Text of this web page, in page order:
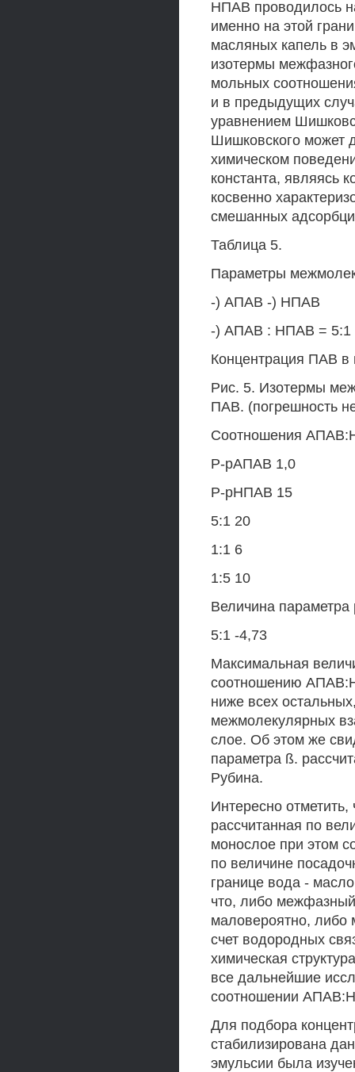
НПАВ проводилось
именно на этой
масляных капель в
изотермы
мольных
и в предыдущих
уравнением
Шишковского может
химическом
константа, являясь
косвенно
смешанных
Таблица 5.
Параметры
-) АПАВ -) НПАВ
-) АПАВ : НПАВ =
Концентрация ПАВ
Рис. 5. Изотермы
ПАВ. (погрешность
Соотношения
Р-рАПАВ 1,0
Р-рНПАВ 15
5:1 20
1:1 6
1:5 10
Величина параметра
5:1 -4,73
Максимальная
соотношению
ниже всех
межмолекулярных
слое. Об этом же
параметра ß.
Рубина.
Интересно
рассчитанная по
монослое при этом
по величине
границе вода -
что, либо
маловероятно,
счет водородных
химическая
все дальнейшие
соотношении
Для подбора
стабилизирована
эмульсии была